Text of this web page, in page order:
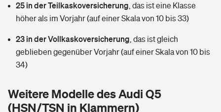
Sie haben Fragen?
Restkreditversicherung
Tools
Hochwasser-Check: Wie gefährdet ist Ihr Haus?
Hundehalter-Haftpflicht
Handyversicherung
Private Cyberversicherung
Tools
Wer versichert was: Jetzt Versicherer finden
Rentenrechner: Wie viel Geld bekomme ich im Alter?
25 in der Teilkaskoversicherung das ist eine Klasse
höher als im Vorjahr (auf einer Skala von 10 bis 33)
23 in der Vollkaskoversicherung das ist gleich
geblieben gegenüber Vorjahr (auf einer Skala von 10 bis
34)
Weitere Modelle des Audi Q5
(HSN/TSN in Klammern)